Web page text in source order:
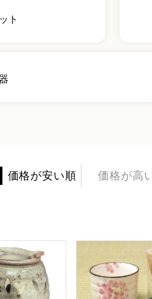
ト
価格が安い順 価格が高